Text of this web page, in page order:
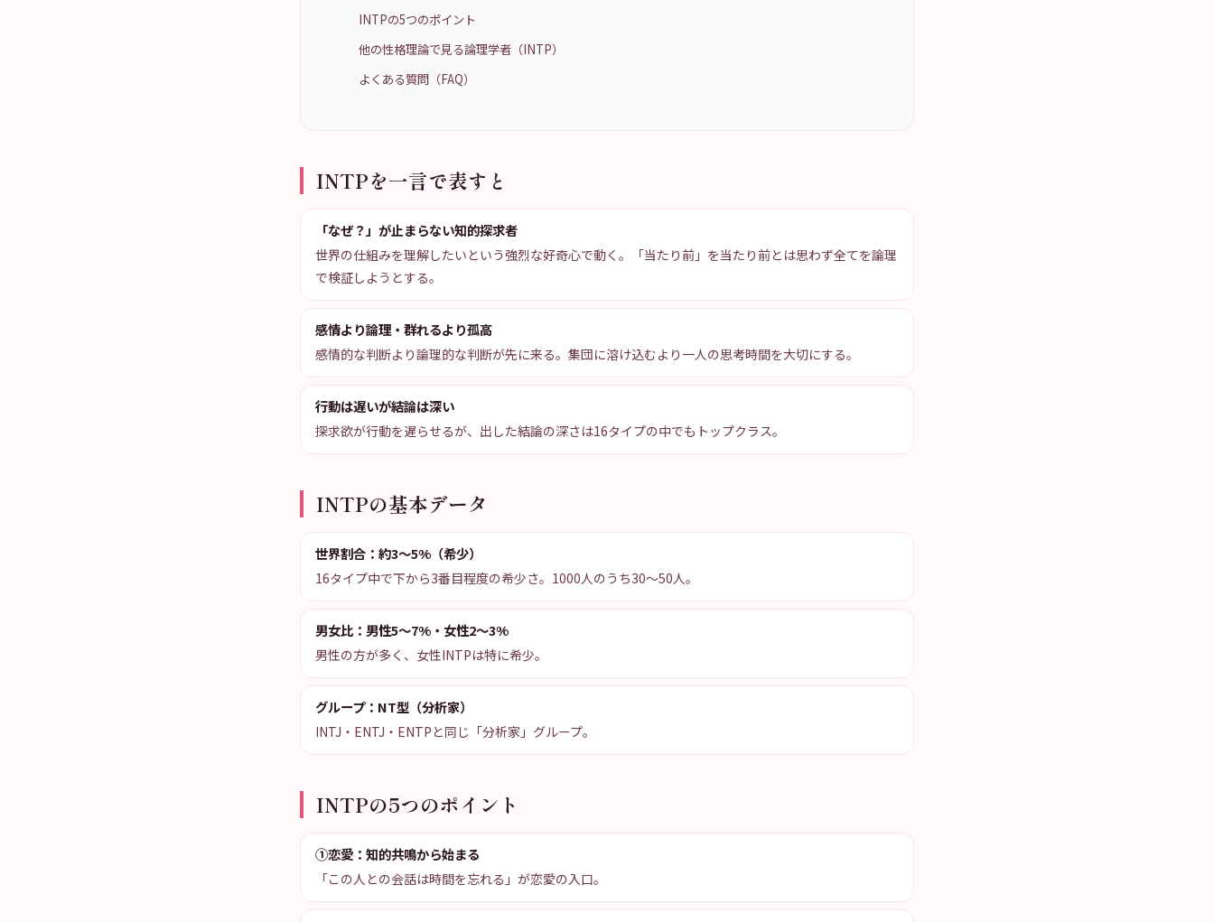
INTPの5つのポイント
他の性格理論で見る論理学者（INTP）
よくある質問（FAQ）
INTPを一言で表すと
「なぜ？」が止まらない知的探求者
世界の仕組みを理解したいという強烈な好奇心で動く。「当たり前」を当たり前とは思わず全てを論理
で検証しようとする。
感情より論理・群れるより孤高
感情的な判断より論理的な判断が先に来る。集団に溶け込むより一人の思考時間を大切にする。
行動は遅いが結論は深い
探求欲が行動を遅らせるが、出した結論の深さは16タイプの中でもトップクラス。
INTPの基本データ
世界割合：約3〜5%（希少）
16タイプ中で下から3番目程度の希少さ。1000人のうち30〜50人。
男女比：男性5〜7%・女性2〜3%
男性の方が多く、女性INTPは特に希少。
グループ：NT型（分析家）
INTJ・ENTJ・ENTPと同じ「分析家」グループ。
INTPの5つのポイント
①恋愛：知的共鳴から始まる
「この人との会話は時間を忘れる」が恋愛の入口。